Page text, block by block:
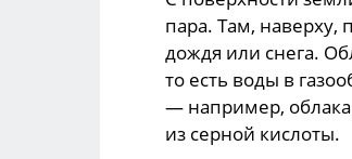
пара. Там, наверху,
дождя или снега.
то есть воды в
— например, облака
из серной кислоты.